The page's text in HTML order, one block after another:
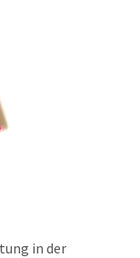
in der